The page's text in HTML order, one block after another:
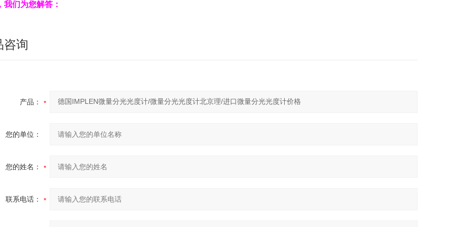
我们为您解答：
咨询
产品：
您的单位：
您的姓名：
联系电话：